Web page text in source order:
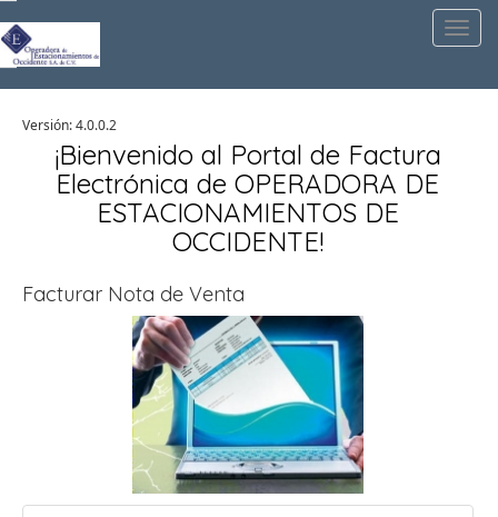
Versión: 4.0.0.2
¡Bienvenido al Portal de Factura
Electrónica de OPERADORA DE
ESTACIONAMIENTOS DE
OCCIDENTE!
Facturar Nota de Venta